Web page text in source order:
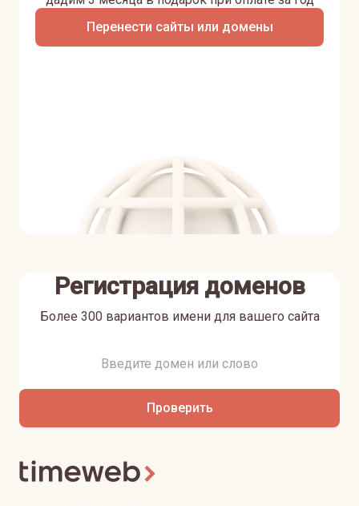
Перенести сайты или домены
Регистрация доменов
Более 300 вариантов имени для вашего сайта
Проверить